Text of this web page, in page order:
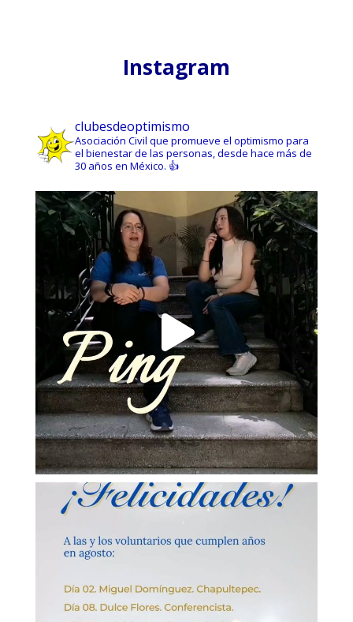
Instagram
clubesdeoptimismo
Asociación Civil que promueve el optimismo para
el bienestar de las personas, desde hace más de
30 años en México. 👍